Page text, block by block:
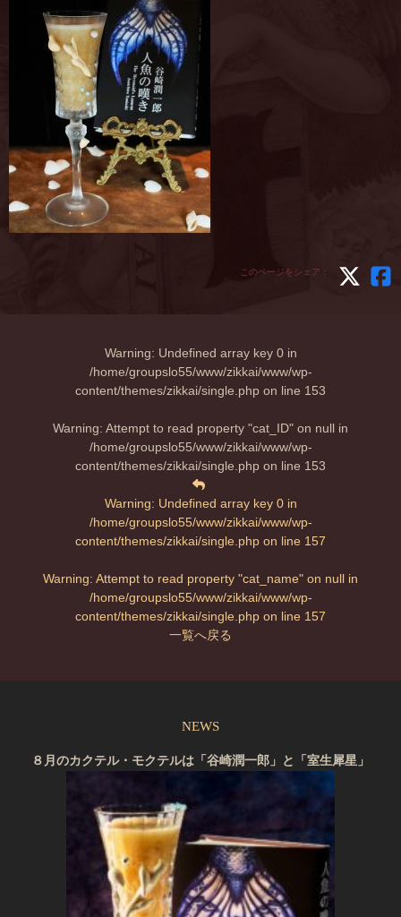
このページをシェア：
Warning: Undefined array key 0 in
/home/groupslo55/www/zikkai/www/wp-
content/themes/zikkai/single.php on line 153
Warning: Attempt to read property "cat_ID" on null in
/home/groupslo55/www/zikkai/www/wp-
content/themes/zikkai/single.php on line 153
Warning: Undefined array key 0 in
/home/groupslo55/www/zikkai/www/wp-
content/themes/zikkai/single.php on line 157
Warning: Attempt to read property "cat_name" on null in
/home/groupslo55/www/zikkai/www/wp-
content/themes/zikkai/single.php on line 157
一覧へ戻る
NEWS
８月のカクテル・モクテルは「谷崎潤一郎」と「室生犀星」